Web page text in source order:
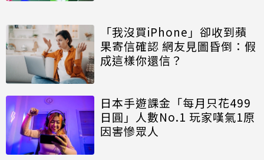
「我沒買iPhone」卻收到蘋
果寄信確認 網友見圖昏倒：假
成這樣你還信？
日本手遊課金「每月只花499
日圓」人數No.1 玩家嘆氣1原
因害慘眾人